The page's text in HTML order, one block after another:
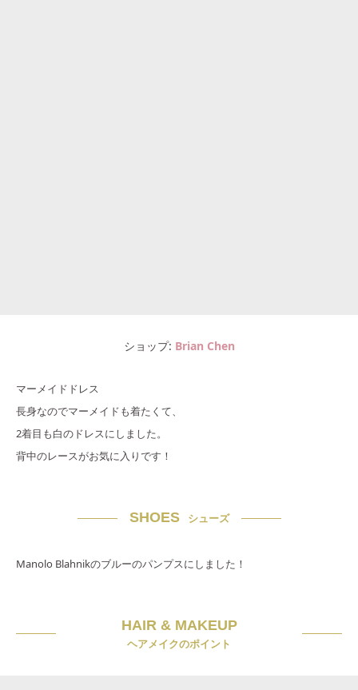
ショップ Brian Chen
マーメイドドレス
長身なのでマーメイドも着たくて、
2着目も白のドレスにしました。
背中のレースがお気に入りです！
SHOES シューズ
Manolo Blahnikのブルーのパンプスにしました！
HAIR & MAKEUP
ヘアメイクのポイント